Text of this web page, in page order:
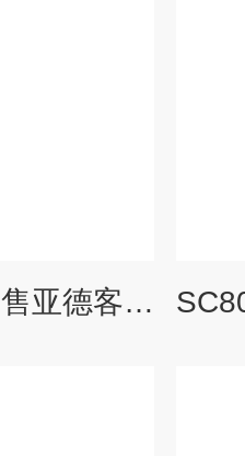
TCM16-100-S销售亚德客压力开关,AIRTAC